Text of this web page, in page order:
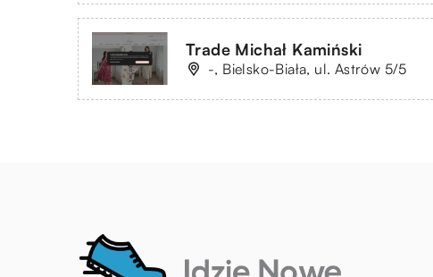
Trade Michał Kamiński
-, Bielsko-Biała, ul. Astrów 5/5